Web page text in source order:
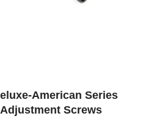
American Series
Screws